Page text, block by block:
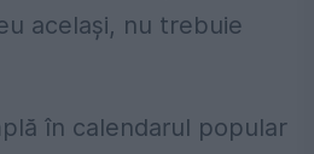
același, nu trebuie
în calendarul popular